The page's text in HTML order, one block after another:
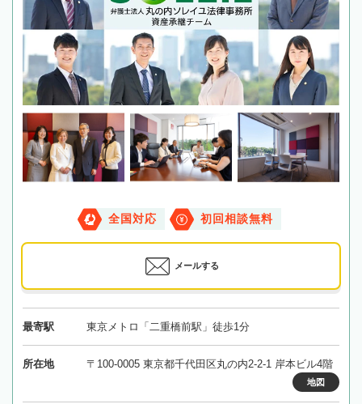
全国対応 初回相談無料
メールする
最寄駅 東京メトロ「二重橋前駅」徒歩1分
所在地 〒100-0005 東京都千代田区丸の内2-2-1 岸本ビル4階
地図